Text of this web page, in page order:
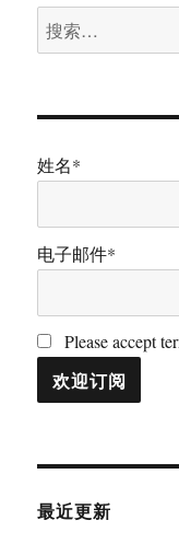
搜
索：
姓名*
电子邮件*
Please accept
最近更新